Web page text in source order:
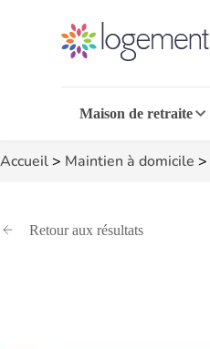
Maison de retraite
Accueil> Maintien à domicile >
Retour aux résultats